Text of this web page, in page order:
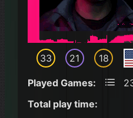
33 21 18
Played Games:
Total play time: